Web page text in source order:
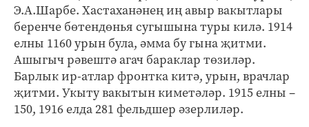
Э.А.Шарбе. Хастаханәнең иң авыр вакытлары
беренче бөтендөнья сугышына туры килә. 1914
елны 1160 урын була, әмма бу гына җитми.
Ашыгыч рәвештә агач бараклар төзиләр.
Барлык ир-атлар фронтка китә, урын, врачлар
җитми. Укыту вакытын киметәләр. 1915 елны –
150, 1916 елда 281 фельдшер әзерлиләр.